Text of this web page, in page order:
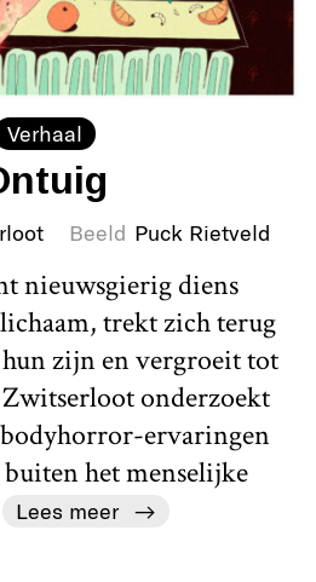
Verhaal
Beeld Puck Rietveld
nieuwsgierig diens
trekt zich terug
zijn en vergroeit tot
onderzoekt
ervaringen
het menselijke
Lees meer